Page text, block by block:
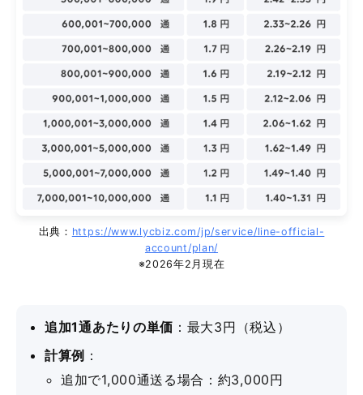
出典： https://www.lycbiz.com/jp/service/line-official-
account/plan/
※2026年2月現在
追加1通あたりの単価 ：最大3円（税込）
計算例 ：
追加で1,000通送る場合：約3,000円